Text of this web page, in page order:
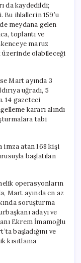
da kaydedildi;
Bu ihlallerin 159’u
meydana gelen
toplantı ve
maruz
üzerinde olabileceği
Mart ayında 3
uğradı, 5
14 gazeteci
kararı alındı
tabi
imza atan 168 kişi
başlatılan
operasyonların
Mart ayında en az
soruşturma
adayı ve
Ekrem İmamoğlu
başladığını ve
kısıtlama